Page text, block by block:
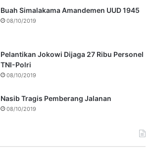
Buah Simalakama Amandemen UUD 1945
08/10/2019
Pelantikan Jokowi Dijaga 27 Ribu Personel
TNI-Polri
08/10/2019
Nasib Tragis Pemberang Jalanan
08/10/2019